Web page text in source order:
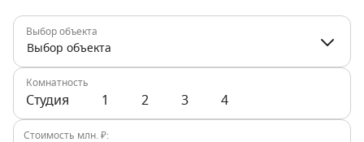
Выбор объекта
Выбор объекта
Комнатность
Студия 1 2 3 4
Стоимость млн. ₽: